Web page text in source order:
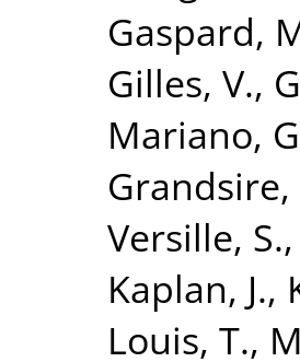
Gaspard,
Gilles, V.,
Mariano,
Grandsire,
Versille, S.,
Kaplan, J.,
Louis, T.,